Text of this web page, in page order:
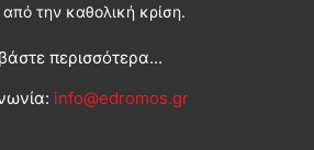
την καθολική κρίση.
περισσότερα...
info@edromos.gr